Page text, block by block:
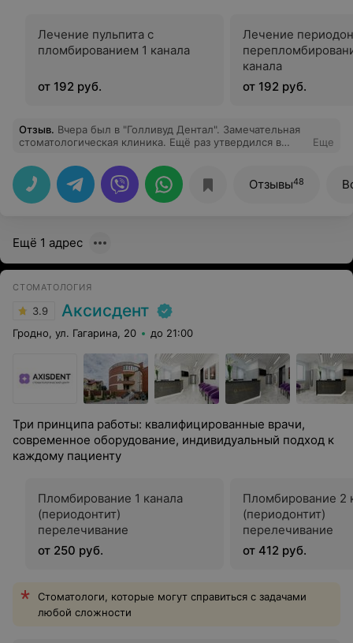
Лечение пульпита с
пломбированием 1 канала
от 192 руб.
Лечение
канала
от 192 руб.
Отзыв. Вчера был в "Голливуд Дентал". Замечательная
стоматологическая клиника. Ещё раз утвердился в
благодарность выражаю Гринцевичу Владимиру
Владимировичу. Мой доктор. Корректный, вежливый,
тактичный, добродушный и конечно же, Мастер
своего дела. Большое спасибо ему и всему коллективу
Еще
Отзывы48
Ещё 1 адрес
СТОМАТОЛОГИЯ
3.9 Аксисдент
Гродно, ул. Гагарина, 20 до 21:00
Три принципа работы: квалифицированные врачи,
современное оборудование, индивидуальный подход к
каждому пациенту
Пломбирование 1 канала
(периодонтит)
перелечивание
от 250 руб.
Пломбирование 2
(периодонтит)
перелечивание
от 412 руб.
Стоматологи, которые могут справиться с задачами
любой сложности